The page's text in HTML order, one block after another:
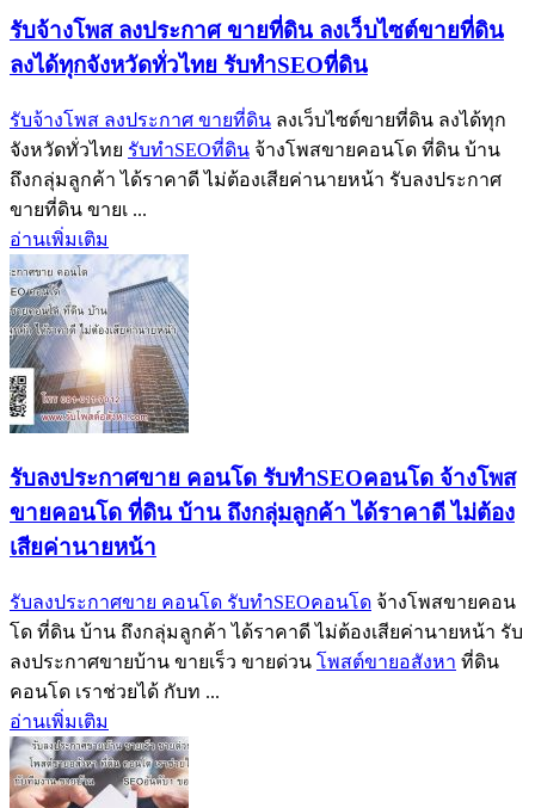
รับจ้างโพส ลงประกาศ ขายที่ดิน ลงเว็บไซต์ขายที่ดิน
ลงได้ทุกจังหวัดทั่วไทย รับทำSEOที่ดิน
รับจ้างโพส ลงประกาศ ขายที่ดิน ลงเว็บไซต์ขายที่ดิน ลงได้ทุก
จังหวัดทั่วไทย รับทำSEOที่ดิน จ้างโพสขายคอนโด ที่ดิน บ้าน
ถึงกลุ่มลูกค้า ได้ราคาดี ไม่ต้องเสียค่านายหน้า รับลงประกาศ
ขายที่ดิน ขายเ ...
อ่านเพิ่มเติม
รับลงประกาศขาย คอนโด รับทำSEOคอนโด จ้างโพส
ขายคอนโด ที่ดิน บ้าน ถึงกลุ่มลูกค้า ได้ราคาดี ไม่ต้อง
เสียค่านายหน้า
รับลงประกาศขาย คอนโด รับทำSEOคอนโด จ้างโพสขายคอน
โด ที่ดิน บ้าน ถึงกลุ่มลูกค้า ได้ราคาดี ไม่ต้องเสียค่านายหน้า รับ
ลงประกาศขายบ้าน ขายเร็ว ขายด่วน โพสต์ขายอสังหา ที่ดิน
คอนโด เราช่วยได้ กับท ...
อ่านเพิ่มเติม